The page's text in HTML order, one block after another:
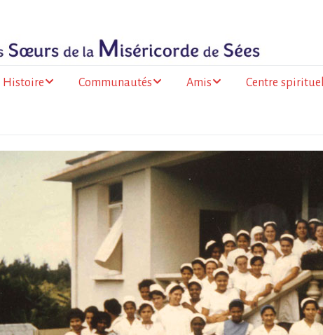
Histoire
Histoire de la
Congrégation
Communautés
À l’Île de la Réunion
Au Togo
Burkina Faso
La formation des
sœurs
Amis
Les amis de la
Miséricorde à l’Île de
la Réunion
Centre spirituel